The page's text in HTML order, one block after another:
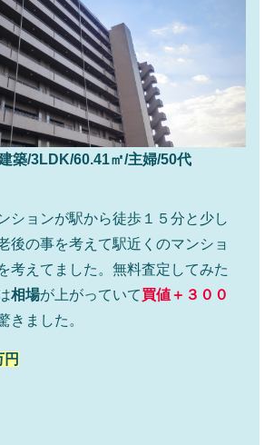
築/3LDK/60.41㎡/主婦/50代
ションが駅から徒歩１５分と少し
後の事を考えて駅近くのマンショ
考えてました。無料査定してみた
相場が上がっていて買値＋３００
きました。